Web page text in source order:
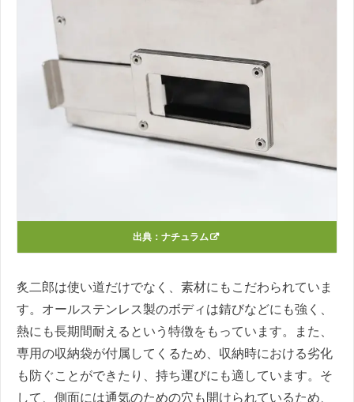
出典：ナチュラム
炙二郎は使い道だけでなく、素材にもこだわられていま
す。オールステンレス製のボディは錆びなどにも強く、
熱にも長期間耐えるという特徴をもっています。また、
専用の収納袋が付属してくるため、収納時における劣化
も防ぐことができたり、持ち運びにも適しています。そ
して、側面には通気のための穴も開けられているため、